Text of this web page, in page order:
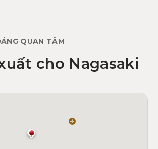
QUAN TÂM
cho Nagasaki